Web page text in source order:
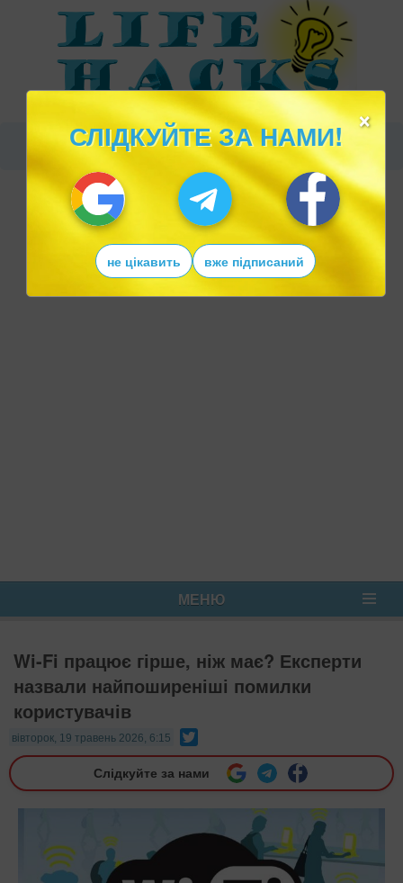
МЕНЮ
Wi-Fi працює гірше, ніж має? Експерти
назвали найпоширеніші помилки
користувачів
вівторок, 19 травень 2026, 6:15
Слідкуйте за нами
×
СЛІДКУЙТЕ ЗА НАМИ!
не цікавить вже підписаний